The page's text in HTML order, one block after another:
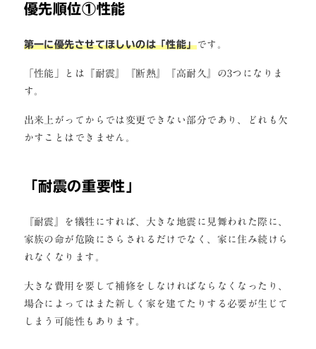
優先順位①性能
第一に優先させてほしいのは「性能」です。
「性能」とは『耐震』『断熱』『高耐久』の3つになりま
す。
出来上がってからでは変更できない部分であり、どれも欠
かすことはできません。
「耐震の重要性 」
『耐震』を犠牲にすれば、大きな地震に見舞われた際に、
家族の命が危険にさらされるだけでなく、家に住み続けら
れなくなります。
大きな費用を要して補修をしなければならなくなったり、
場合によってはまた新しく家を建てたりする必要が生じて
しまう可能性もあります。